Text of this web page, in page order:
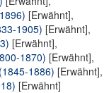
[Erwähnt],
1905) [Erwähnt],
[Erwähnt],
1870) [Erwähnt],
1886) [Erwähnt],
[Erwähnt]